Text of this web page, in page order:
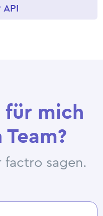
für mich
factro sagen.